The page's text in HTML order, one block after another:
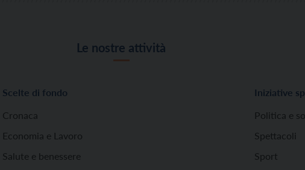
Le nostre attività
Scelte di fondo
Cronaca
Economia e Lavoro
Salute e benessere
Iniziative
Politica e
Spettacoli
Sport